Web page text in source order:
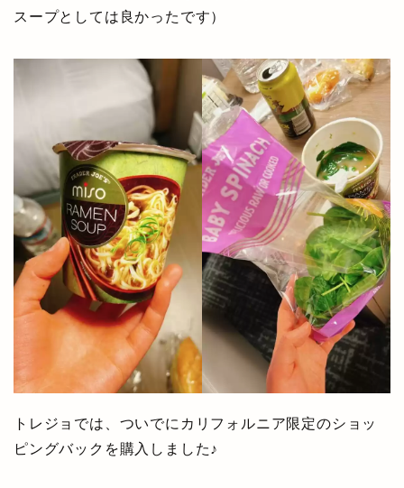
スープとしては良かったです）
トレジョでは、ついでにカリフォルニア限定のショッ
ピングバックを購入しました♪